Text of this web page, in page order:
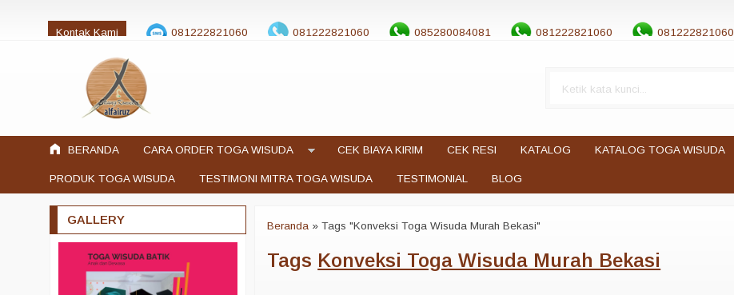
Kontak Kami 081222821060 081222821060 085280084081 081222821060 081222821060
jualtogawisuda@gmail.com
BERANDA CARA ORDER TOGA WISUDA CEK BIAYA KIRIM CEK RESI KATALOG KATALOG TOGA WISUDA
PRODUK TOGA WISUDA TESTIMONI MITRA TOGA WISUDA TESTIMONIAL BLOG
Beranda »Tags "Konveksi Toga Wisuda Murah Bekasi"
Tags Konveksi Toga Wisuda Murah Bekasi
GALLERY